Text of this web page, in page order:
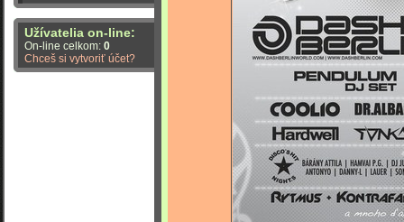
Užívatelia on-line:
On-line celkom: 0
Chceš si vytvoriť účet?